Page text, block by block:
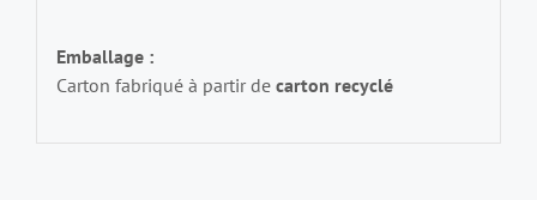
Emballage :
Carton fabriqué à partir decarton recyclé